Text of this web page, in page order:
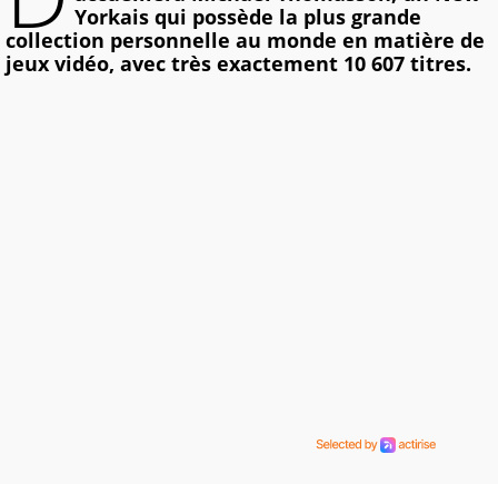
Yorkais qui possède la plus grande
collection personnelle au monde en matière de
jeux vidéo, avec très exactement 10 607 titres.